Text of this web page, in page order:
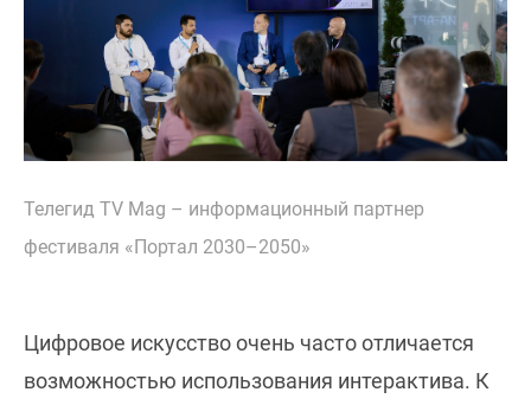
Телегид TV Mag – информационный партнер
фестиваля «Портал 2030–2050»
Цифровое искусство очень часто отличается
возможностью использования интерактива. К